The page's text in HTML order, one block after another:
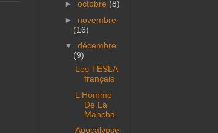
► octobre (8)
► novembre
(16)
▼ décembre
(9)
Les TESLA
français
L'Homme
De La
Mancha
Apocalypse